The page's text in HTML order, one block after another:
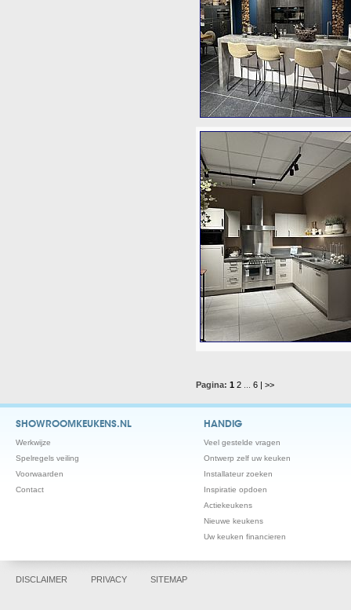
Pagina: 1 2 6 | >>
SHOWROOMKEUKENS.NL
Werkwijze
Spelregels veiling
Voorwaarden
Contact
HANDIG
Veel gestelde vragen
Ontwerp zelf uw keuken
Installateur zoeken
Inspiratie opdoen
Actiekeukens
Nieuwe keukens
Uw keuken financieren
DISCLAIMER PRIVACY SITEMAP